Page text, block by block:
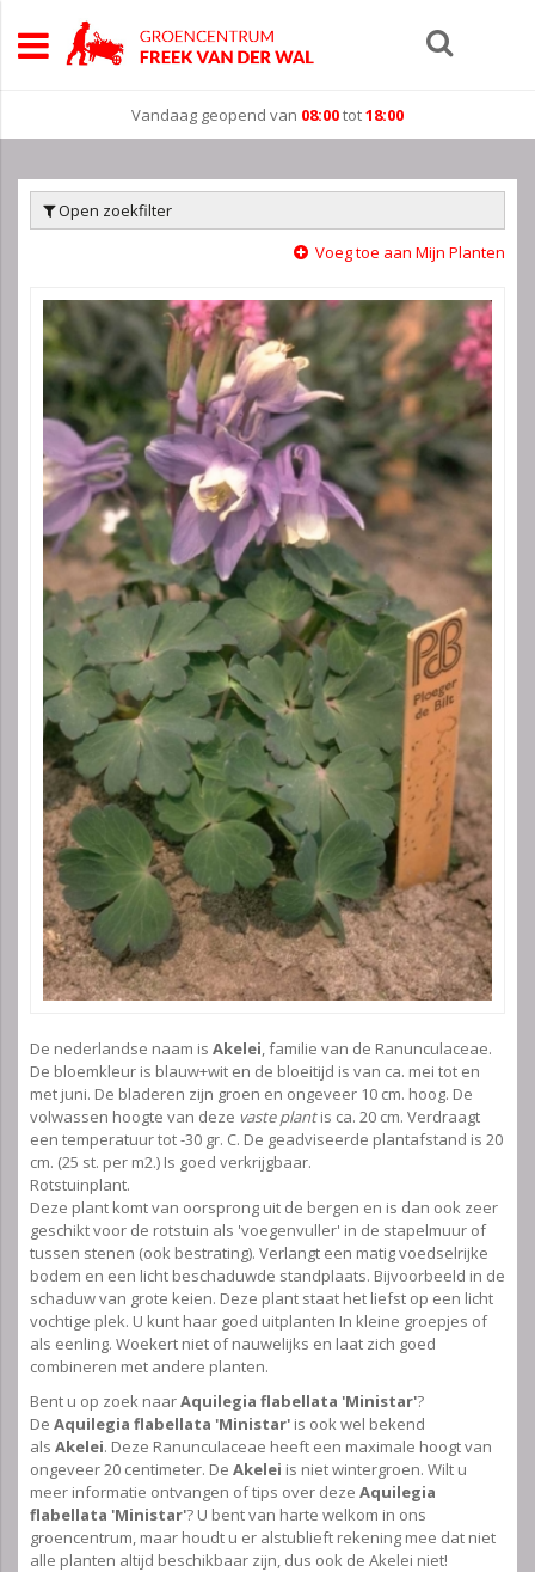
Vandaag geopend van 08:00tot18:00
Open zoekfilter
Voeg toe aan Mijn Planten
De nederlandse naam is Akelei, familie van de Ranunculaceae.
De bloemkleur is blauw+wit en de bloeitijd is van ca. mei tot en
met juni. De bladeren zijn groen en ongeveer 10 cm. hoog. De
volwassen hoogte van deze vaste plantis ca. 20 cm. Verdraagt
een temperatuur tot -30 gr. C. De geadviseerde plantafstand is 20
cm. (25 st. per m2.) Is goed verkrijgbaar.
Rotstuinplant.
Deze plant komt van oorsprong uit de bergen en is dan ook zeer
geschikt voor de rotstuin als 'voegenvuller' in de stapelmuur of
tussen stenen (ook bestrating). Verlangt een matig voedselrijke
bodem en een licht beschaduwde standplaats. Bijvoorbeeld in de
schaduw van grote keien. Deze plant staat het liefst op een licht
vochtige plek. U kunt haar goed uitplanten In kleine groepjes of
als eenling. Woekert niet of nauwelijks en laat zich goed
combineren met andere planten.
Bent u op zoek naarAquilegia flabellata 'Ministar'?
De Aquilegia flabellata 'Ministar' is ook wel bekend
als Akelei. Deze Ranunculaceae heeft een maximale hoogt van
ongeveer 20 centimeter. De Akelei is niet wintergroen. Wilt u
meer informatie ontvangen of tips over deze Aquilegia
flabellata 'Ministar'? U bent van harte welkom in ons
groencentrum, maar houdt u er alstublieft rekening mee dat niet
alle planten altijd beschikbaar zijn, dus ook de Akelei niet!